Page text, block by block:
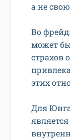
а не
Во
может
страхов
этих
Для